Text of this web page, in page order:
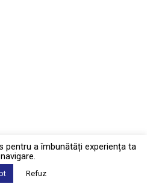
a îmbunătăți experiența ta
Refuz